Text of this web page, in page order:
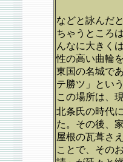
などと詠んだ
ちゃうところ
んなに大きく
性の高い曲輪
東国の名城で
テ勝ツ」とい
この場所は、
北条氏の時代
た。その後、
屋根の瓦葺さ
ことで、その